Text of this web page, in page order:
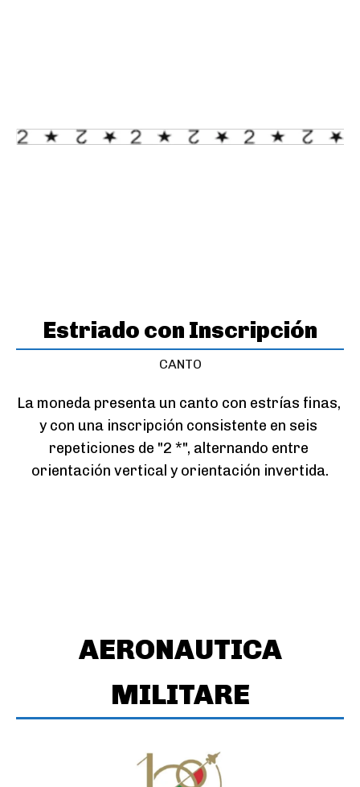
Estriado con Inscripción
CANTO
La moneda presenta un canto con estrías finas,
y con una inscripción consistente en seis
repeticiones de "2 *", alternando entre
orientación vertical y orientación invertida.
AERONAUTICA
MILITARE